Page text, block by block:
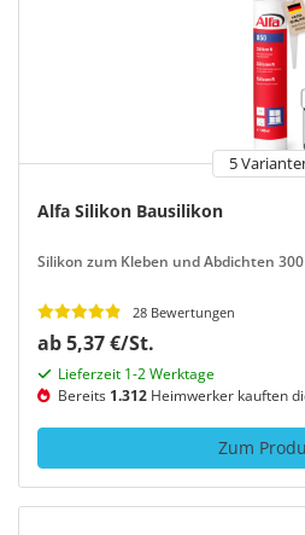
5
Alfa Silikon Bausilikon
Silikon zum Kleben und Abdichten
28 Bewertungen
ab 5,37 €/St.
Lieferzeit 1-2 Werktage
Bereits 1.312 Heimwerker kauften
Zum